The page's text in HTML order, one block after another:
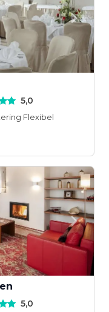
5,0
Flexibel
5,0